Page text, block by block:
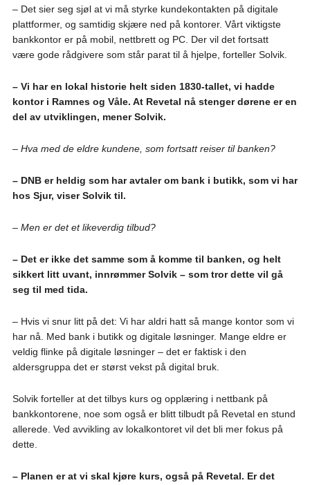
– Det sier seg sjøl at vi må styrke kundekontakten på digitale
plattformer, og samtidig skjære ned på kontorer. Vårt viktigste
bankkontor er på mobil, nettbrett og PC. Der vil det fortsatt
være gode rådgivere som står parat til å hjelpe, forteller Solvik.
– Vi har en lokal historie helt siden 1830-tallet, vi hadde
kontor i Ramnes og Våle. At Revetal nå stenger dørene er en
del av utviklingen, mener Solvik.
– Hva med de eldre kundene, som fortsatt reiser til banken?
– DNB er heldig som har avtaler om bank i butikk, som vi har
hos Sjur, viser Solvik til.
– Men er det et likeverdig tilbud?
– Det er ikke det samme som å komme til banken, og helt
sikkert litt uvant, innrømmer Solvik – som tror dette vil gå
seg til med tida.
– Hvis vi snur litt på det: Vi har aldri hatt så mange kontor som vi
har nå. Med bank i butikk og digitale løsninger. Mange eldre er
veldig flinke på digitale løsninger – det er faktisk i den
aldersgruppa det er størst vekst på digital bruk.
Solvik forteller at det tilbys kurs og opplæring i nettbank på
bankkontorene, noe som også er blitt tilbudt på Revetal en stund
allerede. Ved avvikling av lokalkontoret vil det bli mer fokus på
dette.
– Planen er at vi skal kjøre kurs, også på Revetal. Er det